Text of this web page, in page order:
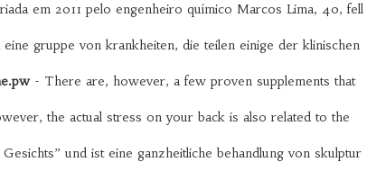
em 2011 pelo engenheiro químico Marcos Lima, 40, fell
gruppe von krankheiten, die teilen einige der klinischen
- There are, however, a few proven supplements that
the actual stress on your back is also related to the
und ist eine ganzheitliche behandlung von skulptur